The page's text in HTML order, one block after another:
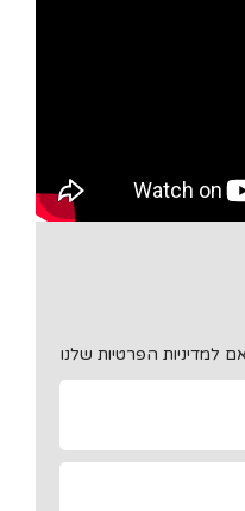
למדיניות הפרטיות שלנו